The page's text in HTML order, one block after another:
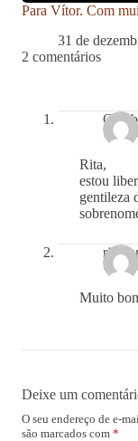
Para Vítor. Com
31 de
2 comentários
13 DE
Rita,
estou
gentileza
rita
13 DE
Muito
Deixe um
O seu endereço de e-
são marcados com *